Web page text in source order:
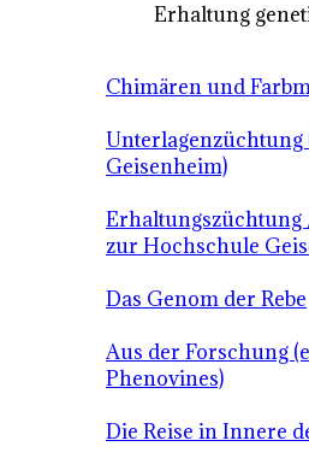
Erhaltung
Chimären und
Geisenheim)
zur Hochschule
Das Genom der Rebe
Aus der Forschung
Phenovines)
Die Reise in Innere